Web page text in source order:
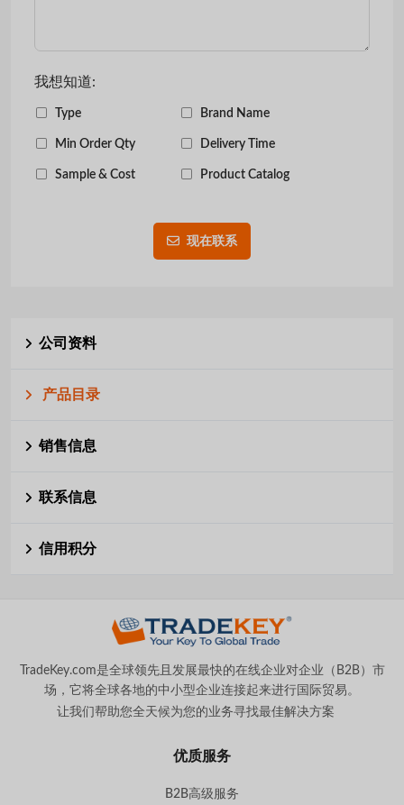
我想知道:
Type Brand Name
Min Order Qty Delivery Time
Sample & Cost Product Catalog
现在联系
公司资料
产品目录
销售信息
联系信息
信用积分
TradeKey.com是全球领先且发展最快的在线企业对企业（B2B）市
场，它将全球各地的中小型企业连接起来进行国际贸易。
让我们帮助您全天候为您的业务寻找最佳解决方案
优质服务
B2B高级服务